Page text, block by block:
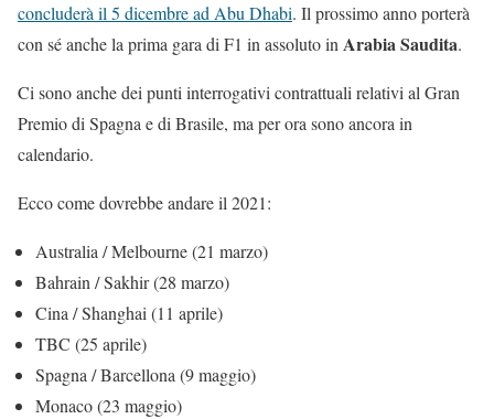
concluderà il 5 dicembre ad Abu Dhabi. Il prossimo anno porterà
con sé anche la prima gara di F1 in assoluto inArabia Saudita.
Ci sono anche dei punti interrogativi contrattuali relativi al Gran
Premio di Spagna e di Brasile, ma per ora sono ancora in
calendario.
Ecco come dovrebbe andare il 2021:
Australia / Melbourne (21 marzo)
Bahrain / Sakhir (28 marzo)
Cina / Shanghai (11 aprile)
TBC (25 aprile)
Spagna / Barcellona (9 maggio)
Monaco (23 maggio)